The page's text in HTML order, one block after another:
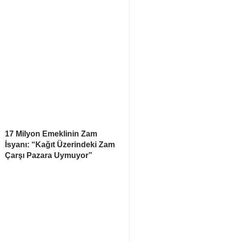
17 Milyon Emeklinin Zam
İsyanı: “Kağıt Üzerindeki Zam
Çarşı Pazara Uymuyor”